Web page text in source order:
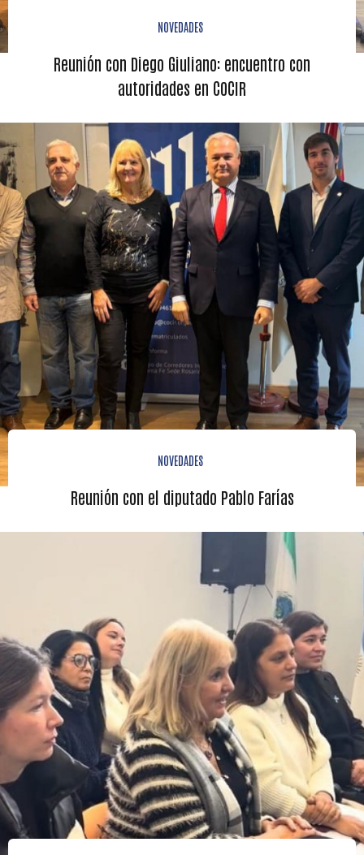
NOVEDADES
Reunión con Diego Giuliano: encuentro con
autoridades en COCIR
NOVEDADES
Reunión con el diputado Pablo Farías